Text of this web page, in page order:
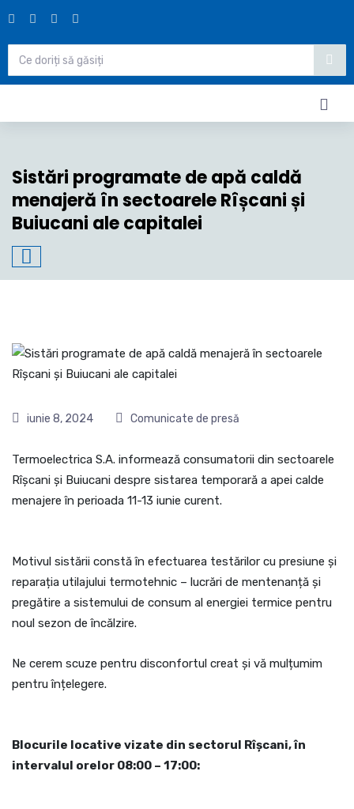
Sistări programate de apă caldă
menajeră în sectoarele Rîșcani și
Buiucani ale capitalei
iunie 8, 2024 Comunicate de presă
Termoelectrica S.A. informează consumatorii din sectoarele
Rîșcani și Buiucani despre sistarea temporară a apei calde
menajere în perioada 11-13 iunie curent.
Motivul sistării constă în efectuarea testărilor cu presiune și
reparația utilajului termotehnic – lucrări de mentenanță și
pregătire a sistemului de consum al energiei termice pentru
noul sezon de încălzire.
Ne cerem scuze pentru disconfortul creat și vă mulțumim
pentru înțelegere.
Blocurile locative vizate din sectorul Rîșcani, în
intervalul orelor 08:00 – 17:00: